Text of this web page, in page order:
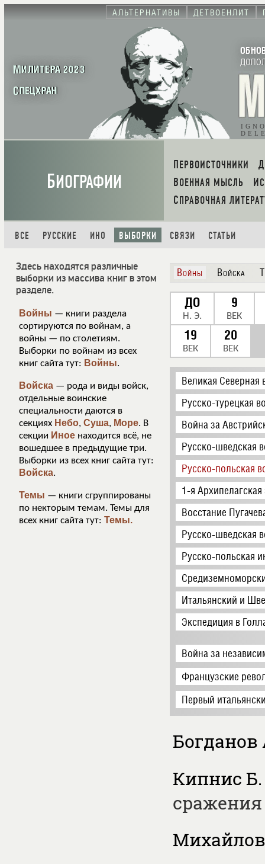
АЛЬТЕРНАТИВЫ ДЕТВОЕНЛИТ
МИЛИТЕРА 2023
СПЕЦХРАН
БИОГРАФИИ
ПЕРВОИСТОЧНИКИ
ВОЕННАЯ МЫСЛЬ
СПРАВОЧНАЯ
ВСЕ РУССКИЕ ИНО ВЫБОРКИ СВЯЗИ СТАТЬИ
Здесь находятся различные
выборки из массива книг в этом
разделе.
Войны — книги раздела
сортируются по войнам, а
войны — по столетиям.
Выборки по войнам из всех
книг сайта тут: Войны.
Войска — рода и виды войск,
отдельные воинские
специальности даются в
секциях Небо, Суша, Море. В
секции Иное находится всё, не
вошедшее в предыдущие три.
Выборки из всех книг сайта тут:
Войска.
Темы — книги сгруппированы
по некторым темам. Темы для
всех книг сайта тут: Темы.
Войны Войска
ДО
Н. Э.
9
ВЕК
19
ВЕК
20
ВЕК
Великая
Русско-турецкая
Война за
Русско-шведская
Русско-польская
1-я
Восстание
Русско-шведская
Русско-польская
Итальянский и
Экспедиция в
Война за
Французские
Первый
Кипнис Б.